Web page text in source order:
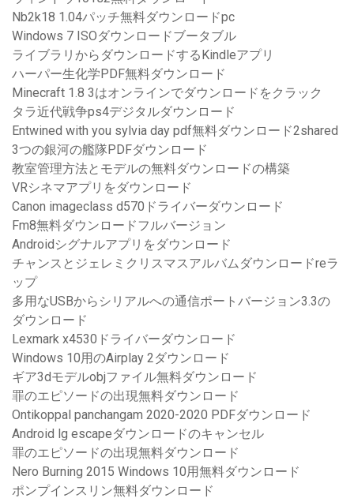
Nb2k18 1.04パッチ無料ダウンロードpc
Windows 7 ISOダウンロードブータブル
ライブラリからダウンロードするKindleアプリ
ハーパー生化学PDF無料ダウンロード
Minecraft 1.8 3はオンラインでダウンロードをクラック
タラ近代戦争ps4デジタルダウンロード
Entwined with you sylvia day pdf無料ダウンロード2shared
3つの銀河の艦隊PDFダウンロード
教室管理方法とモデルの無料ダウンロードの構築
VRシネマアプリをダウンロード
Canon imageclass d570ドライバーダウンロード
Fm8無料ダウンロードフルバージョン
Androidシグナルアプリをダウンロード
チャンスとジェレミクリスマスアルバムダウンロードreラ
ップ
多用なUSBからシリアルへの通信ポートバージョン3.3の
ダウンロード
Lexmark x4530ドライバーダウンロード
Windows 10用のAirplay 2ダウンロード
ギア3dモデルobjファイル無料ダウンロード
罪のエピソードの出現無料ダウンロード
Ontikoppal panchangam 2020-2020 PDFダウンロード
Android lg escapeダウンロードのキャンセル
罪のエピソードの出現無料ダウンロード
Nero Burning 2015 Windows 10用無料ダウンロード
ポンプインスリン無料ダウンロード